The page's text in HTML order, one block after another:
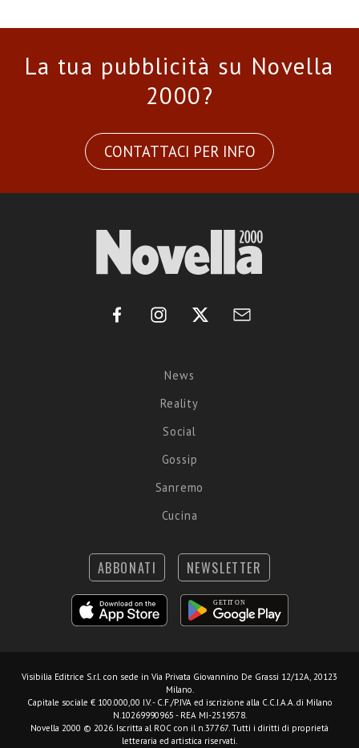
La tua pubblicità su Novella
2000?
CONTATTACI PER INFO
News
Reality
Social
Gossip
Sanremo
Cucina
ABBONATI NEWSLETTER
Visibilia Editrice S.r.l. con sede in Via Privata Giovannino De Grassi 12/12A, 20123
Milano.
Capitale sociale € 100.000,00 I.V. - C.F./P.IVA ed iscrizione alla C.C.I.A.A. di Milano
N.10269990965 - REA MI-2519578.
Novella 2000 © 2026. Iscritta al ROC con il n.37767. Tutti i diritti di proprietà
letteraria ed artistica riservati.